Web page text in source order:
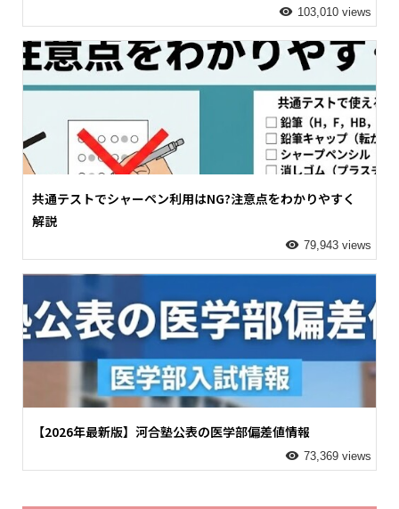
103,010 views
共通テストでシャーペン利用はNG?注意点をわかりやすく
解説
79,943 views
【2026年最新版】河合塾公表の医学部偏差値情報
73,369 views